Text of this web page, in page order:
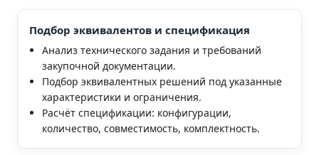
Подбор эквивалентов и спецификация
Анализ технического задания и требований
закупочной документации.
Подбор эквивалентных решений под указанные
характеристики и ограничения.
Расчёт спецификации: конфигурации,
количество, совместимость, комплектность.